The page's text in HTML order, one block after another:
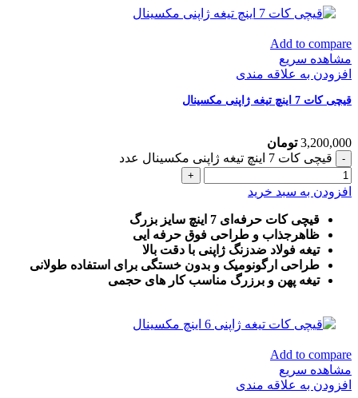
Add to compare
مشاهده سریع
افزودن به علاقه مندی
قیچی کات 7 اینچ تیغه ژاپنی مکسینال
3,200,000 تومان
قیچی کات 7 اینچ تیغه ژاپنی مکسینال عدد
افزودن به سبد خرید
قیچی کات حرفه‌ای 7 اینچ سایز بزرگ
ظاهرجذاب و طراحی فوق حرفه ایی
تیغه فولاد ضدزنگ ژاپنی با دقت بالا
طراحی ارگونومیک و بدون خستگی برای استفاده طولانی
تیغه پهن و برزرگ مناسب کار های حجمی
Add to compare
مشاهده سریع
افزودن به علاقه مندی